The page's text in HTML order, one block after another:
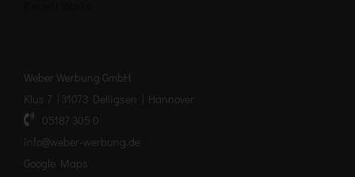
Weber Werbung GmbH
Klus 7 | 31073 Delligsen | Hannover
05187 305 0
info@weber-werbung.de
Google Maps